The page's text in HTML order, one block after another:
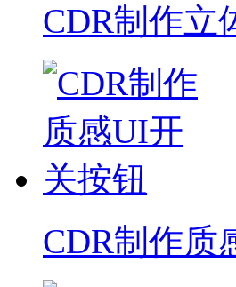
CDR制作立
CDR制作质